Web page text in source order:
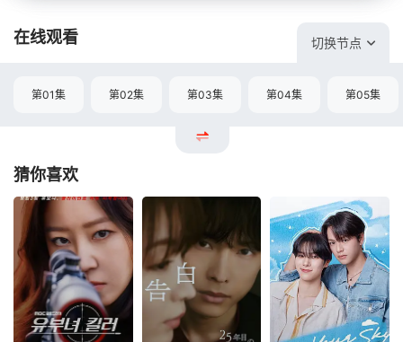
在线观看 切换节点
第01集 第02集 第03集 第04集 第05集
猜你喜欢